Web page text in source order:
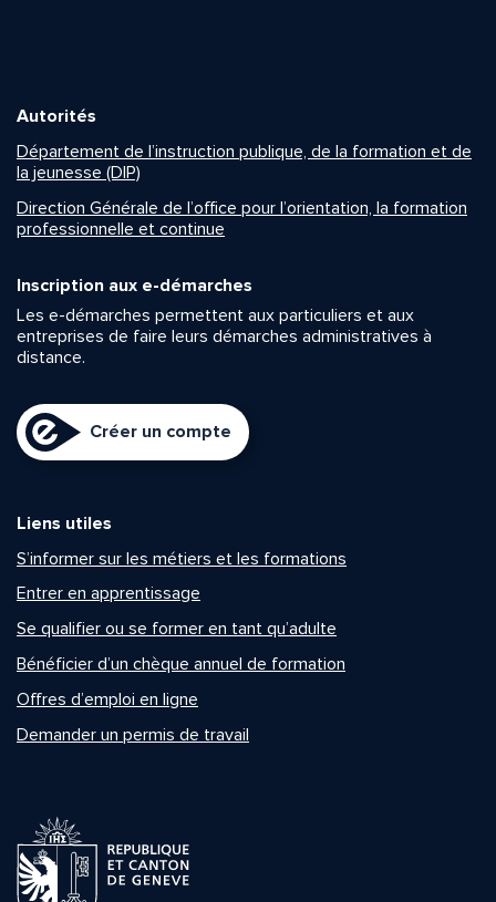
Autorités
Département de l’instruction publique, de la formation et de
la jeunesse (DIP)
Direction Générale de l’office pour l’orientation, la formation
professionnelle et continue
Inscription aux e-démarches
Les e-démarches permettent aux particuliers et aux
entreprises de faire leurs démarches administratives à
distance.
Créer un compte
Liens utiles
S’informer sur les métiers et les formations
Entrer en apprentissage
Se qualifier ou se former en tant qu’adulte
Bénéficier d’un chèque annuel de formation
Offres d’emploi en ligne
Demander un permis de travail